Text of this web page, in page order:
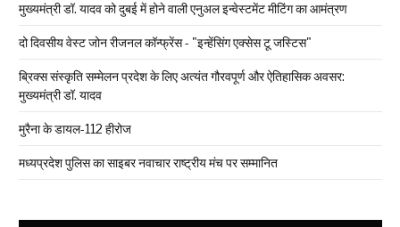
मुख्यमंत्री डॉ. यादव को दुबई में होने वाली एनुअल इन्वेस्टमेंट मीटिंग का आमंत्रण
दो दिवसीय वेस्ट जोन रीजनल कॉन्फ्रेंस - "इन्हेंसिंग एक्सेस टू जस्टिस"
ब्रिक्स संस्कृति सम्मेलन प्रदेश के लिए अत्यंत गौरवपूर्ण और ऐतिहासिक अवसर:
मुख्यमंत्री डॉ. यादव
मुरैना के डायल-112 हीरोज
मध्यप्रदेश पुलिस का साइबर नवाचार राष्ट्रीय मंच पर सम्मानित